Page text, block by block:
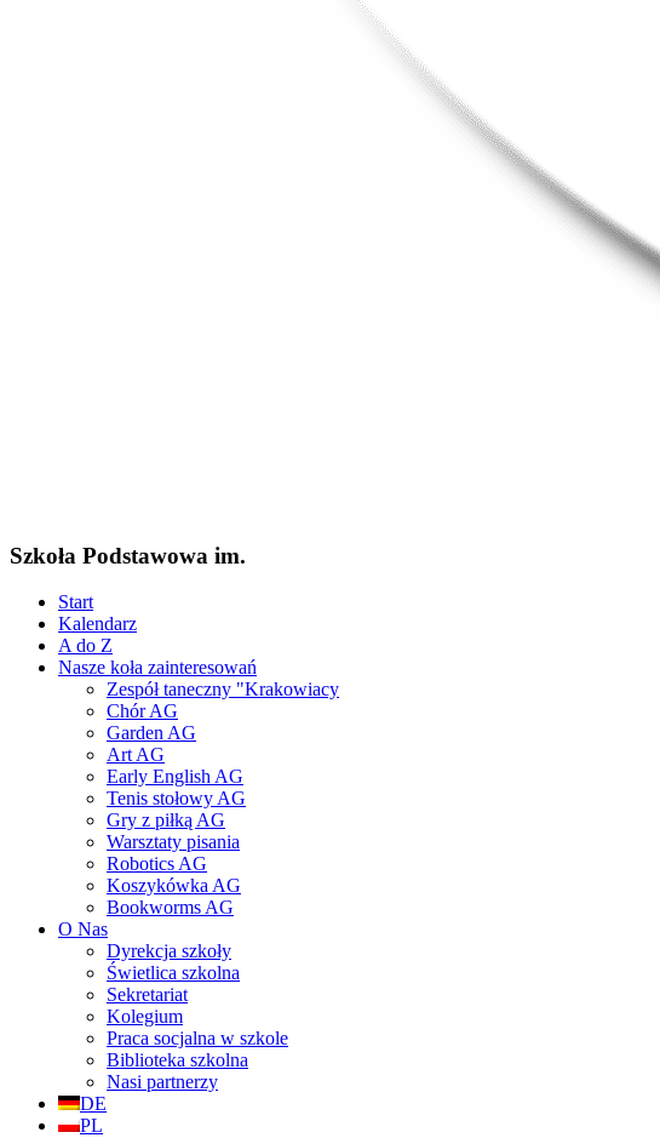
Szkoła Podstawowa im.
Start
Kalendarz
A do Z
Nasze koła zainteresowań
Zespół taneczny "Krakowiacy
Chór AG
Garden AG
Art AG
Early English AG
Tenis stołowy AG
Gry z piłką AG
Warsztaty pisania
Robotics AG
Koszykówka AG
Bookworms AG
O Nas
Dyrekcja szkoły
Świetlica szkolna
Sekretariat
Kolegium
Praca socjalna w szkole
Biblioteka szkolna
Nasi partnerzy
DE
PL